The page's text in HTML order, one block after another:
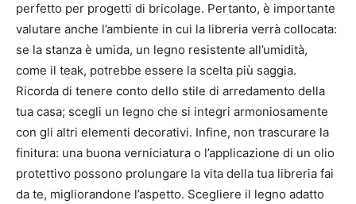
perfetto per progetti di bricolage. Pertanto, è importante
valutare anche l’ambiente in cui la libreria verrà collocata:
se la stanza è umida, un legno resistente all’umidità,
come il teak, potrebbe essere la scelta più saggia.
Ricorda di tenere conto dello stile di arredamento della
tua casa; scegli un legno che si integri armoniosamente
con gli altri elementi decorativi. Infine, non trascurare la
finitura: una buona verniciatura o l’applicazione di un olio
protettivo possono prolungare la vita della tua libreria fai
da te, migliorandone l’aspetto. Scegliere il legno adatto